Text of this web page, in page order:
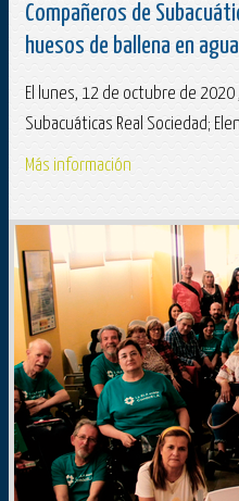
Compañeros de
huesos de ballena en
El lunes, 12 de octubre de
Subacuáticas Real Sociedad;
Más información